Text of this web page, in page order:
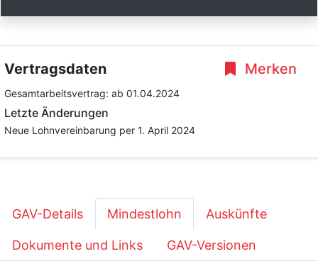
Merken
Vertragsdaten
Gesamtarbeitsvertrag: ab 01.04.2024
Letzte Änderungen
Neue Lohnvereinbarung per 1. April 2024
GAV-Details Mindestlohn Auskünfte
Dokumente und Links GAV-Versionen